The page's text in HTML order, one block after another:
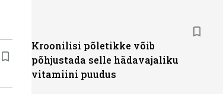
Kroonilisi põletikke võib
põhjustada selle hädavajaliku
vitamiini puudus